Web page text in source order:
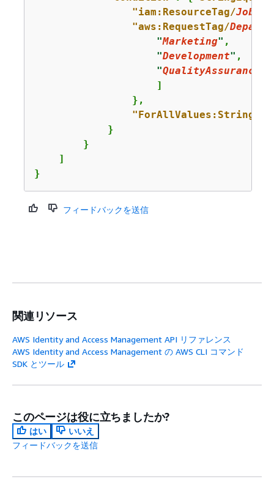
"iam:ResourceTag/
"aws:RequestTag/
"Marketing" ,
"Development" ,
"QualityAssurance
                    ]
                },
            }
        }
    ]
}
フィードバックを送信
関連リソース
AWS Identity and Access Management API リファレンス
AWS Identity and Access Management の AWS CLI コマンド
SDK とツール
このページは役に立ちましたか?
はい
いいえ
フィードバックを送信